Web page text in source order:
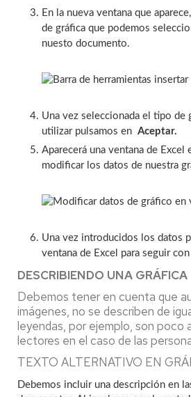
En la nueva ventana que
de gráfica que podemos
nuesto documento.
Una vez seleccionada el tipo de
utilizar pulsamos en Aceptar.
Aparecerá una ventana de Excel
modificar los datos de nuestra
Una vez introducidos los datos
ventana de Excel para seguir
DESCRIBIENDO UNA GRÁFICA
Debemos tener en cuenta que
imágenes, no se describen de
leyendas, por ejemplo, son poco
lectores en el caso de las
TEXTO ALTERNATIVO EN
Debemos incluir una descripción en